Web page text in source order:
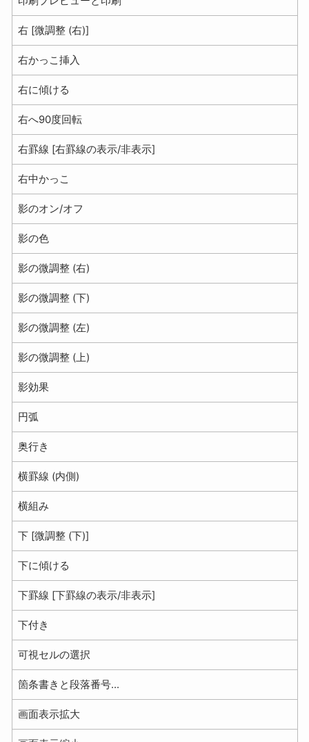
右 [微調整 (右)]
右かっこ挿入
右に傾ける
右へ90度回転
右罫線 [右罫線の表示/非表示]
右中かっこ
影のオン/オフ
影の色
影の微調整 (右)
影の微調整 (下)
影の微調整 (左)
影の微調整 (上)
影効果
円弧
奥行き
横罫線 (内側)
横組み
下 [微調整 (下)]
下に傾ける
下罫線 [下罫線の表示/非表示]
下付き
可視セルの選択
箇条書きと段落番号...
画面表示拡大